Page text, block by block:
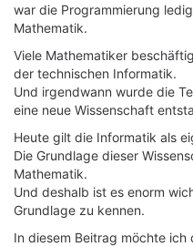
war die Programmierung
Mathematik.
Viele Mathematiker
der technischen Informatik.
Und irgendwann wurde die
eine neue Wissenschaft
Heute gilt die Informatik als
Die Grundlage dieser
Mathematik.
Und deshalb ist es enorm
Grundlage zu kennen.
In diesem Beitrag möchte ich